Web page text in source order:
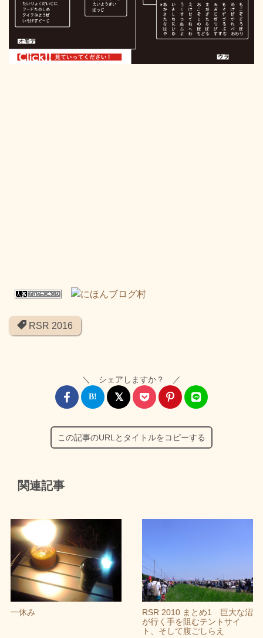
RSR 2016
＼ シェアしますか？ ／
この記事のURLとタイトルをコピーする
関連記事
一休み
RSR 2010 まとめ1 巨大な沼
が行く手を阻むテントサイ
ト、そして腹ごしらえ